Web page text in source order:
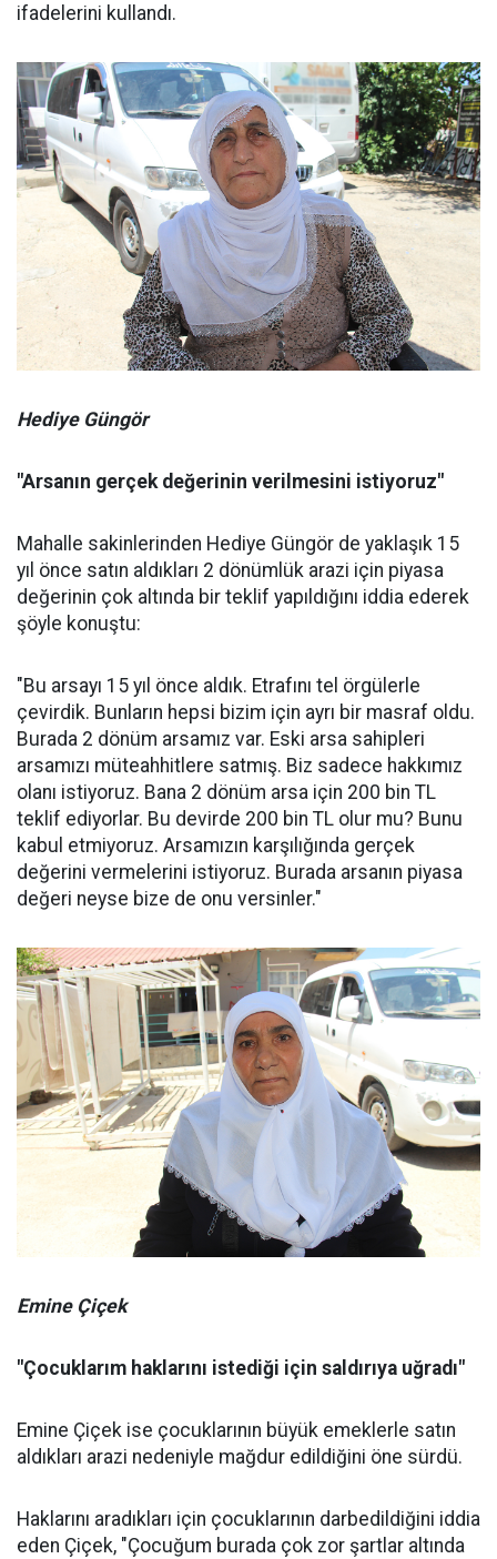
ifadelerini kullandı.
Hediye Güngör
"Arsanın gerçek değerinin verilmesini istiyoruz"
Mahalle sakinlerinden Hediye Güngör de yaklaşık 15
yıl önce satın aldıkları 2 dönümlük arazi için piyasa
değerinin çok altında bir teklif yapıldığını iddia ederek
şöyle konuştu:
"Bu arsayı 15 yıl önce aldık. Etrafını tel örgülerle
çevirdik. Bunların hepsi bizim için ayrı bir masraf oldu.
Burada 2 dönüm arsamız var. Eski arsa sahipleri
arsamızı müteahhitlere satmış. Biz sadece hakkımız
olanı istiyoruz. Bana 2 dönüm arsa için 200 bin TL
teklif ediyorlar. Bu devirde 200 bin TL olur mu? Bunu
kabul etmiyoruz. Arsamızın karşılığında gerçek
değerini vermelerini istiyoruz. Burada arsanın piyasa
değeri neyse bize de onu versinler."
Emine Çiçek
"Çocuklarım haklarını istediği için saldırıya uğradı"
Emine Çiçek ise çocuklarının büyük emeklerle satın
aldıkları arazi nedeniyle mağdur edildiğini öne sürdü.
Haklarını aradıkları için çocuklarının darbedildiğini iddia
eden Çiçek, "Çocuğum burada çok zor şartlar altında